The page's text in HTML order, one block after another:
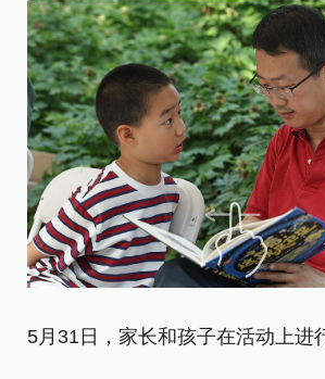
5月31日，家长和孩子在活动上进